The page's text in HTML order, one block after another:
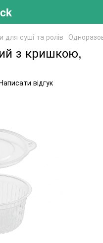
для суші та ролів
з кришкою,
відгук